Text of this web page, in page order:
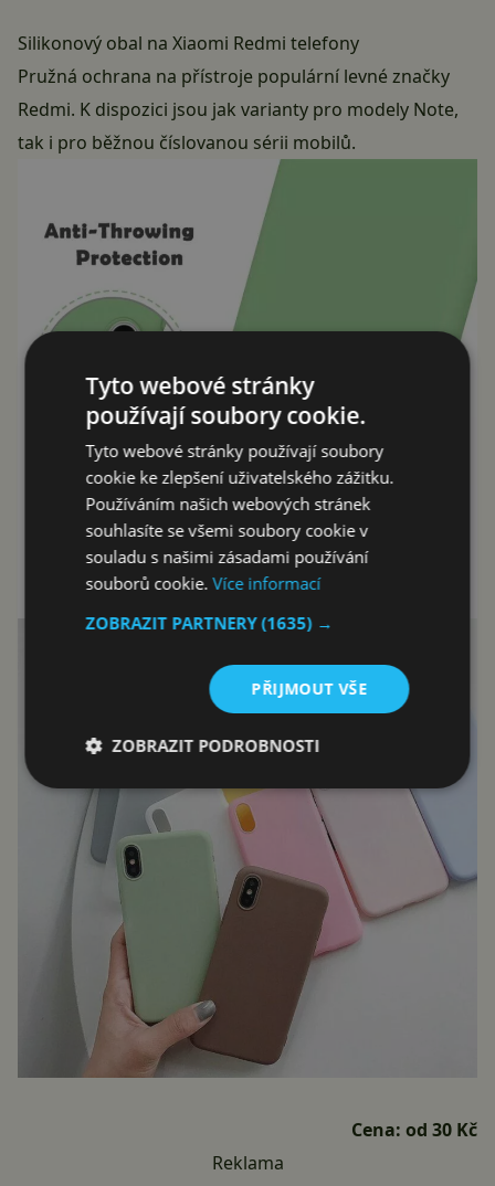
Silikonový obal na Xiaomi Redmi telefony
Pružná ochrana na přístroje populární levné značky
Redmi. K dispozici jsou jak varianty pro modely Note,
tak i pro běžnou číslovanou sérii mobilů.
Cena: od 30 Kč
Reklama
Tyto webové stránky
používají soubory cookie.
Tyto webové stránky používají soubory
cookie ke zlepšení uživatelského zážitku.
Používáním našich webových stránek
souhlasíte se všemi soubory cookie v
souladu s našimi zásadami používání
souborů cookie.Více informací
ZOBRAZIT PARTNERY(1635) →
PŘIJMOUT VŠE
ZOBRAZIT PODROBNOSTI